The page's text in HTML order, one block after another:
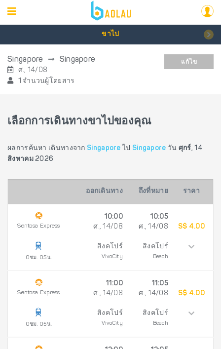
ขาไป
Singapore Singapore
ศ., 14/08
1 จำนวนผู้โดยสาร
แก้ไข
เลือกการเดินทางขาไปของคุณ
ผลการค้นหา เดินทางจาก Singapore ไป Singapore วัน ศุกร์, 14
สิงหาคม 2026
ออกเดินทาง ถึงที่หมาย ราคา
Sentosa Express
0ชม. 05น.
10:00
ศ., 14/08
สิงคโปร์
VivoCity
10:05
ศ., 14/08
สิงคโปร์
Beach
S$ 4.00
Sentosa Express
0ชม. 05น.
11:00
ศ., 14/08
สิงคโปร์
VivoCity
11:05
ศ., 14/08
สิงคโปร์
Beach
S$ 4.00